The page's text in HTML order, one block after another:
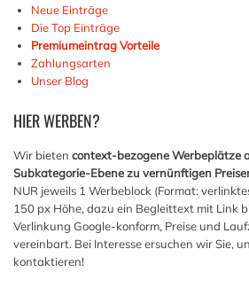
Neue Einträge
Die Top Einträge
Premiumeintrag Vorteile
Zahlungsarten
Unser Blog
HIERWERBEN?
Wir bieten context-bezogene Werbeplätze
Subkategorie-Ebene zu vernünftigen
NUR jeweils 1 Werbeblock (Format:
150 px Höhe, dazu ein Begleittext mit Link
Verlinkung Google-konform, Preise und
vereinbart. Bei Interesse ersuchen wir Sie,
kontaktieren!